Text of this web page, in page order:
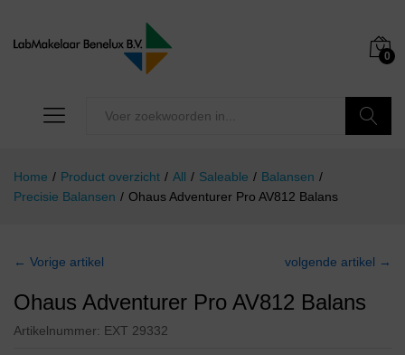
0
Home / Product overzicht / All / Saleable / Balansen /
Precisie Balansen / Ohaus Adventurer Pro AV812 Balans
← Vorige artikel volgende artikel →
Ohaus Adventurer Pro AV812 Balans
Artikelnummer: EXT 29332